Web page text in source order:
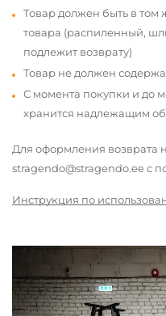
Товар должен быть в том
товара (распиленный,
подлежит возврату)
Товар не должен
С момента покупки и до
хранится надлежащим
Для оформления возврата
stragendo@stragendo.ee с
Инструкция по